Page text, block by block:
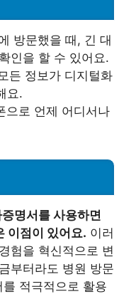
방문했을 때, 긴 대
인을 할 수 있어요.
든 정보가 디지털화
요.
으로 언제 어디서나
명서를 사용하면
이점이 있어요. 이러
험을 혁신적으로 변
부터라도 병원 방문
적극적으로 활용